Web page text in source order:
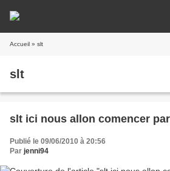
Accueil » slt
slt
slt ici nous allon comencer
Publié le 09/06/2010 à 20:56
Par jenni94